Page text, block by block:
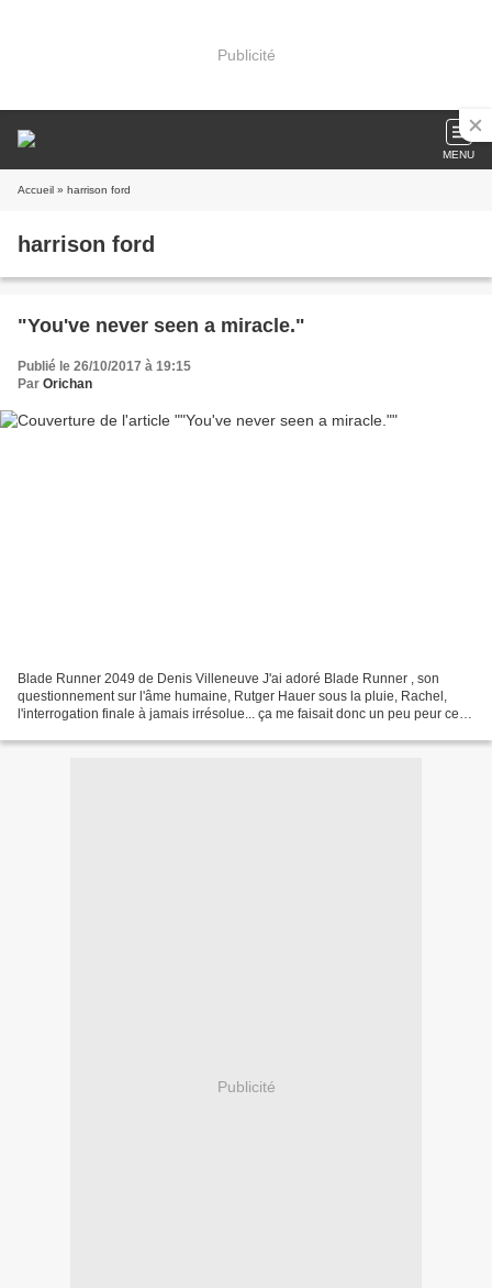
Publicité
MENU
Accueil » harrison ford
harrison ford
"You've never seen a miracle."
Publié le 26/10/2017 à 19:15
Par Orichan
Blade Runner 2049 de Denis Villeneuve J'ai adoré Blade Runner , son
questionnement sur l'âme humaine, Rutger Hauer sous la pluie, Rachel,
l'interrogation finale à jamais irrésolue... ça me faisait donc un peu peur cette
Publicité